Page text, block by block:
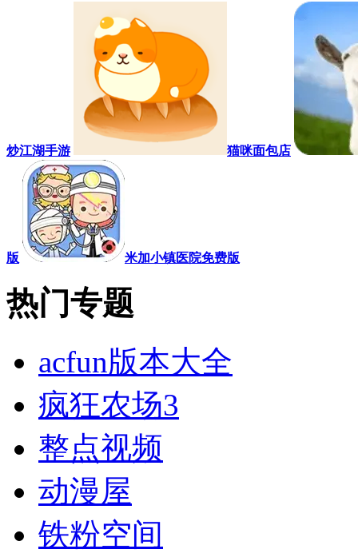
炒江湖手游 猫咪面包店
版 米加小镇医院免费版
热门专题
acfun版本大全
疯狂农场3
整点视频
动漫屋
铁粉空间